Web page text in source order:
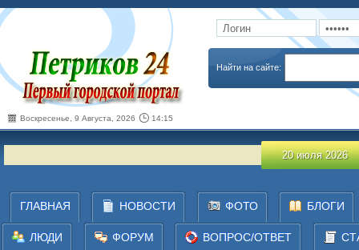
Запомнить Забыли
Найти на сайте:
Воскресенье, 9 Августа, 2026 14:15
20 июля 2026 О
ГЛАВНАЯ НОВОСТИ ФОТО БЛОГИ
ЛЮДИ ФОРУМ ВОПРОС/ОТВЕТ